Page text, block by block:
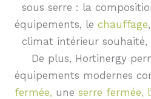
sous serre : la
équipements, le chauffage
climat intérieur
De plus, Hortinergy
équipements modernes
fermée, une serre fermée,